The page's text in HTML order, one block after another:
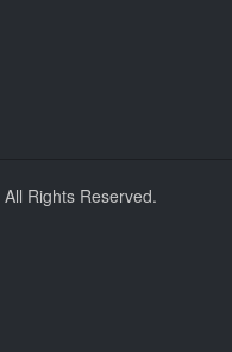
All Rights Reserved.